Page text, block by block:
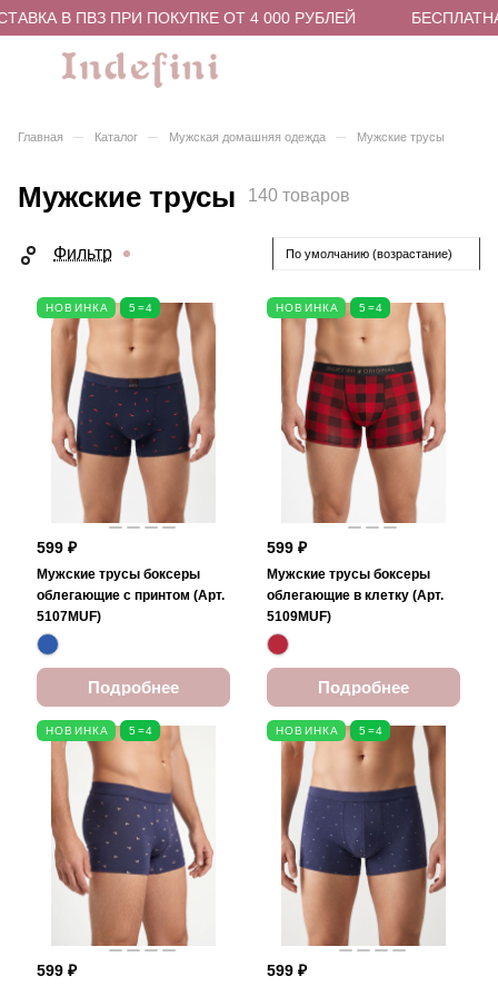
В ПВЗ ПРИ ПОКУПКЕ ОТ 4 000 РУБЛЕЙ
Главная – Каталог – Мужская домашняя одежда – Мужские трусы
Мужские трусы 140 товаров
Фильтр По умолчанию (возрастание)
НОВИНКА 5=4
599 ₽
Мужские трусы боксеры
облегающие с принтом (Арт.
5107MUF)
Подробнее
НОВИНКА 5=4
599 ₽
Мужские трусы боксеры
облегающие в клетку (Арт.
5109MUF)
Подробнее
НОВИНКА 5=4
599 ₽
НОВИНКА 5=4
599 ₽